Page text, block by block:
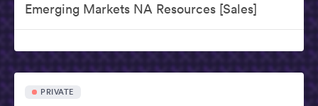
Emerging Markets NA Resources [Sales]
PRIVATE